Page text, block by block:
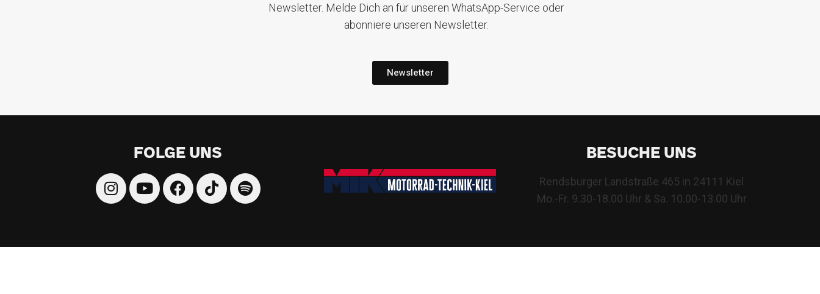
Newsletter. Melde Dich an für unseren WhatsApp-Service oder
abonniere unseren Newsletter.
Newsletter
FOLGE UNS BESUCHE UNS
Rendsburger Landstraße 465 in 24111 Kiel
Mo.-Fr. 9.30-18.00 Uhr & Sa. 10.00-13.00 Uhr